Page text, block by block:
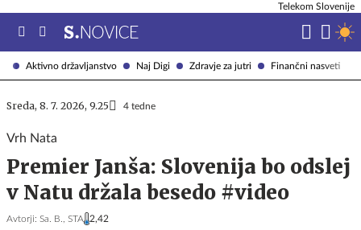
Aktivno državljanstvo Naj Digi Zdravje za jutri Finančni nasveti
Telekom Slovenije
Sreda, 8. 7. 2026, 9.25 4 tedne
Vrh Nata
Premier Janša: Slovenija bo odslej
v Natu držala besedo #video
Avtorji: Sa. B., STA 2,42